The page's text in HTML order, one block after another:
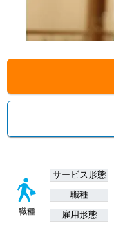
職種
サービス形態
職種
雇用形態